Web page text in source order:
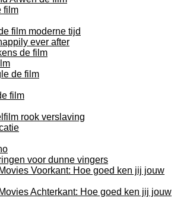
film
film moderne tijd
ever after
de film
de film
film
rook verslaving
voor dunne vingers
Voorkant: Hoe goed ken jij jouw
Achterkant: Hoe goed ken jij jouw